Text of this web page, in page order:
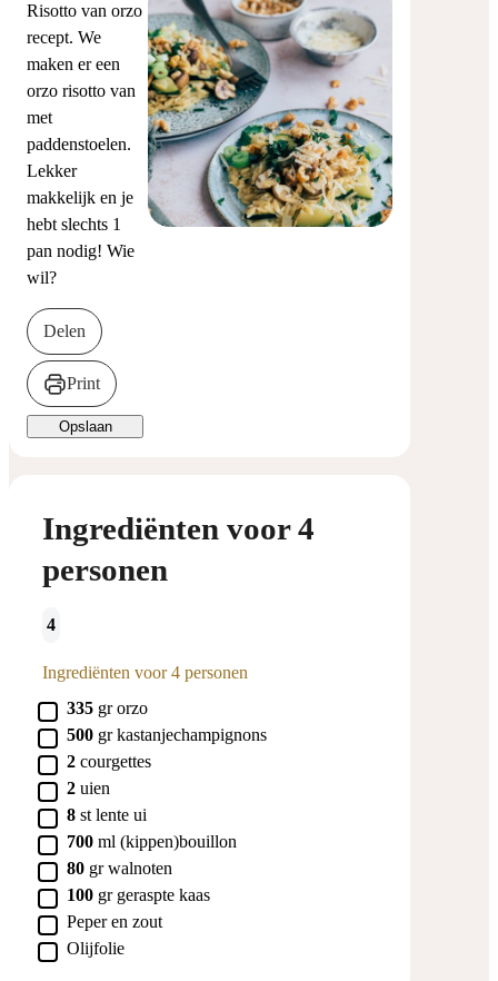
Risotto van orzo
recept. We
maken er een
orzo risotto van
met
paddenstoelen.
Lekker
makkelijk en je
hebt slechts 1
pan nodig! Wie
wil?
Delen
Print
Opslaan
Ingrediënten voor 4
personen
4
Ingrediënten voor 4 personen
▢
335 gr orzo
▢
500 gr kastanjechampignons
▢
2 courgettes
▢
2 uien
▢
8 st lente ui
▢
700 ml (kippen)bouillon
▢
80 gr walnoten
▢
100 gr geraspte kaas
▢
Peper en zout
▢
Olijfolie